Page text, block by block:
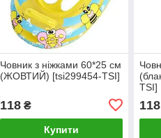
Човник з ніжками 60*25 см
(ЖОВТИЙ) [tsi299454-TSI]
118₴
Купити
TSI]
118